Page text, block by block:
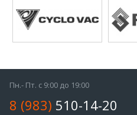
Пн.- Пт. с 9:00 до 19:00
8 (983) 510-14-20